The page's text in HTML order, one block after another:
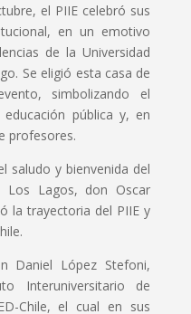
el PIIE celebró sus
en un emotivo
de la Universidad
Se eligió esta casa de
simbolizando el
pública y, en
profesores.
saludo y bienvenida del
Los Lagos, don Oscar
la trayectoria del PIIE y
Daniel López Stefoni,
Interuniversitario de
Chile, el cual en sus